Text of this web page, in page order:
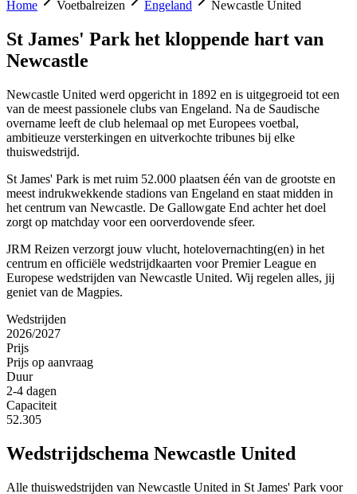
Home Voetbalreizen Engeland Newcastle United
St James' Park het kloppende hart van
Newcastle
Newcastle United werd opgericht in 1892 en is uitgegroeid tot een
van de meest passionele clubs van Engeland. Na de Saudische
overname leeft de club helemaal op met Europees voetbal,
ambitieuze versterkingen en uitverkochte tribunes bij elke
thuiswedstrijd.
St James' Park is met ruim 52.000 plaatsen één van de grootste en
meest indrukwekkende stadions van Engeland en staat midden in
het centrum van Newcastle. De Gallowgate End achter het doel
zorgt op matchday voor een oorverdovende sfeer.
JRM Reizen verzorgt jouw vlucht, hotelovernachting(en) in het
centrum en officiële wedstrijdkaarten voor Premier League en
Europese wedstrijden van Newcastle United. Wij regelen alles, jij
geniet van de Magpies.
Wedstrijden
2026/2027
Prijs
Prijs op aanvraag
Duur
2-4 dagen
Capaciteit
52.305
Wedstrijdschema Newcastle United
Alle thuiswedstrijden van Newcastle United in St James' Park voor